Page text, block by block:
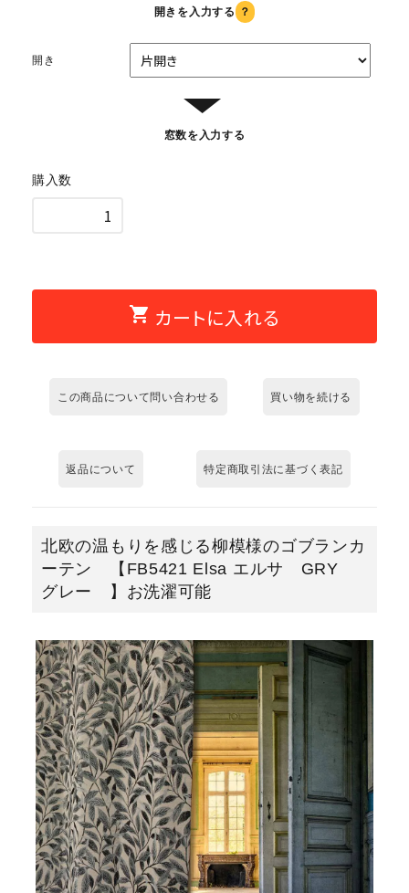
開きを入力する ？
開き
▼
窓数を入力する
購入数
shopping_cart カートに入れる
この商品について問い合わせる 買い物を続ける
返品について 特定商取引法に基づく表記
北欧の温もりを感じる柳模様のゴブランカ
ーテン 【FB5421 Elsa エルサ GRY
グレー 】お洗濯可能